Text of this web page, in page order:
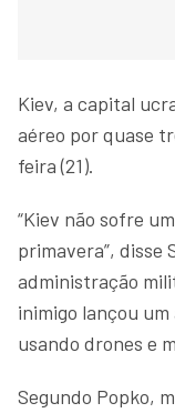
Kiev, a capital
aéreo por quase
feira (21).
“Kiev não sofre um
primavera”, disse
administração
inimigo lançou
usando drones e
Segundo Popko,